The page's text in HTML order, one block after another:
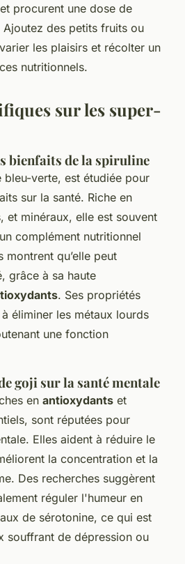
procurent une dose de
des petits fruits ou
les plaisirs et récolter un
nutritionnels.
sur les super-
bienfaits de la spiruline
bleu-verte, est étudiée pour
sur la santé. Riche en
et minéraux, elle est souvent
complément nutritionnel
qu’elle peut
grâce à sa haute
. Ses propriétés
éliminer les métaux lourds
une fonction
goji sur la santé mentale
en antioxydants et
sont réputées pour
Elles aident à réduire le
la concentration et la
Des recherches suggèrent
réguler l'humeur en
de sérotonine, ce qui est
souffrant de dépression ou